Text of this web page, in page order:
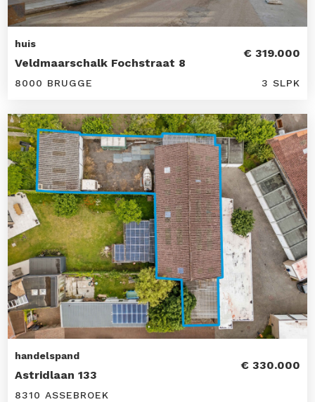
huis
Veldmaarschalk Fochstraat 8
€ 319.000
8000 BRUGGE 3 SLPK
handelspand
Astridlaan 133
€ 330.000
8310 ASSEBROEK